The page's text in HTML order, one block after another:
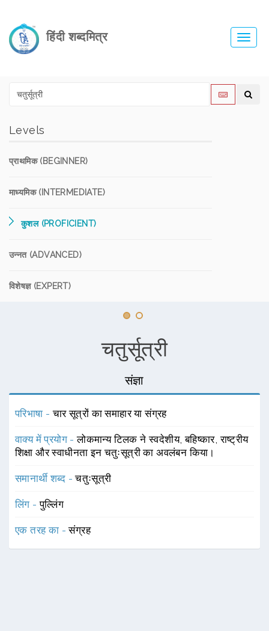
हिंदी शब्दमित्र
Levels
प्राथमिक (BEGINNER)
माध्यमिक (INTERMEDIATE)
कुशल (PROFICIENT)
उन्नत (ADVANCED)
विशेषज्ञ (EXPERT)
चतुर्सूत्री
संज्ञा
परिभाषा -चार सूत्रों का समाहार या संग्रह
वाक्य में प्रयोग -लोकमान्य टिलक ने स्वदेशीय, बहिष्कार, राष्ट्रीय
शिक्षा और स्वाधीनता इन चतुःसूत्री का अवलंबन किया।
समानार्थी शब्द -चतुःसूत्री
लिंग -पुल्लिंग
एक तरह का -संग्रह